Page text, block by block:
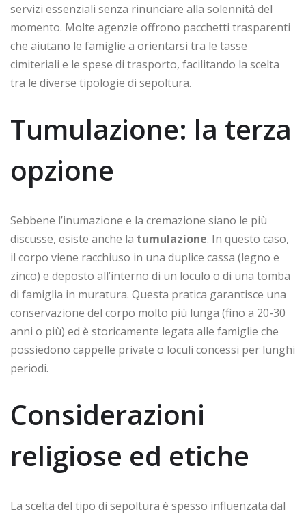
servizi essenziali senza rinunciare alla solennità del
momento. Molte agenzie offrono pacchetti trasparenti
che aiutano le famiglie a orientarsi tra le tasse
cimiteriali e le spese di trasporto, facilitando la scelta
tra le diverse tipologie di sepoltura.
Tumulazione: la terza
opzione
Sebbene l’inumazione e la cremazione siano le più
discusse, esiste anche la tumulazione. In questo caso,
il corpo viene racchiuso in una duplice cassa (legno e
zinco) e deposto all’interno di un loculo o di una tomba
di famiglia in muratura. Questa pratica garantisce una
conservazione del corpo molto più lunga (fino a 20-30
anni o più) ed è storicamente legata alle famiglie che
possiedono cappelle private o loculi concessi per lunghi
periodi.
Considerazioni
religiose ed etiche
La scelta del tipo di sepoltura è spesso influenzata dal